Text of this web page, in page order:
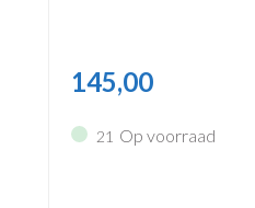
145,00
21 Op voorraad